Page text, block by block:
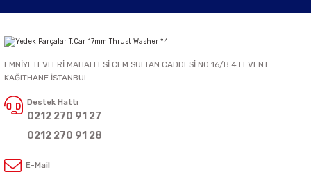
EMNİYETEVLERİ MAHALLESİ CEM SULTAN CADDESİ NO:16/B 4.LEVENT
KAĞITHANE İSTANBUL
Destek Hattı
0212 270 91 27
0212 270 91 28
E-Mail